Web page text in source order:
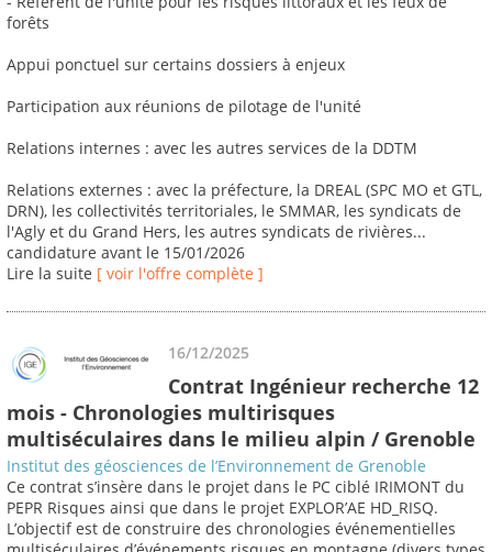
forêts
Appui ponctuel sur certains dossiers à enjeux
Participation aux réunions de pilotage de l'unité
Relations internes : avec les autres services de la DDTM
Relations externes : avec la préfecture, la DREAL (SPC MO et GTL,
DRN), les collectivités territoriales, le SMMAR, les syndicats de
l'Agly et du Grand Hers, les autres syndicats de rivières...
candidature avant le 15/01/2026
Lire la suite [ voir l'offre complète ]
16/12/2025
Contrat Ingénieur recherche 12
mois - Chronologies multirisques
multiséculaires dans le milieu alpin / Grenoble
Institut des géosciences de l’Environnement de Grenoble
Ce contrat s’insère dans le projet dans le PC ciblé IRIMONT du
PEPR Risques ainsi que dans le projet EXPLOR’AE HD_RISQ.
L’objectif est de construire des chronologies événementielles